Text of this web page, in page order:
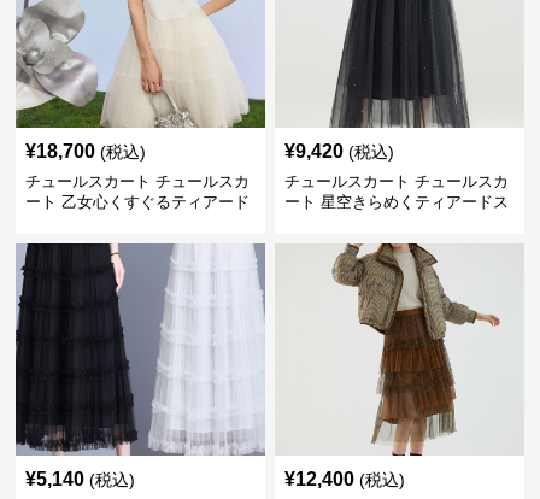
¥18,700 (税込)
チュールスカート チュールスカ
ート 乙女心くすぐるティアード
¥9,420 (税込)
チュールスカート チュールスカ
ート 星空きらめくティアードス
¥5,140 (税込) ¥12,400 (税込)